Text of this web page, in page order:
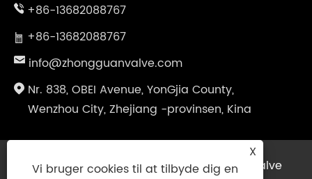
+86-13682088767
+86-13682088767
info@zhongguanvalve.com
Nr. 838, OBEI Avenue, YonGjia County,
Wenzhou City, Zhejiang -provinsen, Kina
Copyright © 2025 Zhejiang Zhongguan Valve
X
Vi bruger cookies til at tilbyde dig en